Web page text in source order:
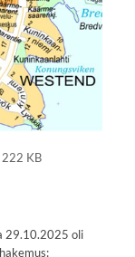
222 KB
29.10.2025 oli